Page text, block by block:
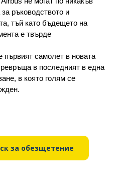
ръководството и
тъй като бъдещето на
е твърде
самолет в новата
в последният в една
в която голям се
за обезщетение